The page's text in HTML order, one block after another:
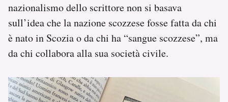
nazionalismo dello scrittore non si basava
sull’idea che la nazione scozzese fosse fatta da chi
è nato in Scozia o da chi ha “sangue scozzese”, ma
da chi collabora alla sua società civile.